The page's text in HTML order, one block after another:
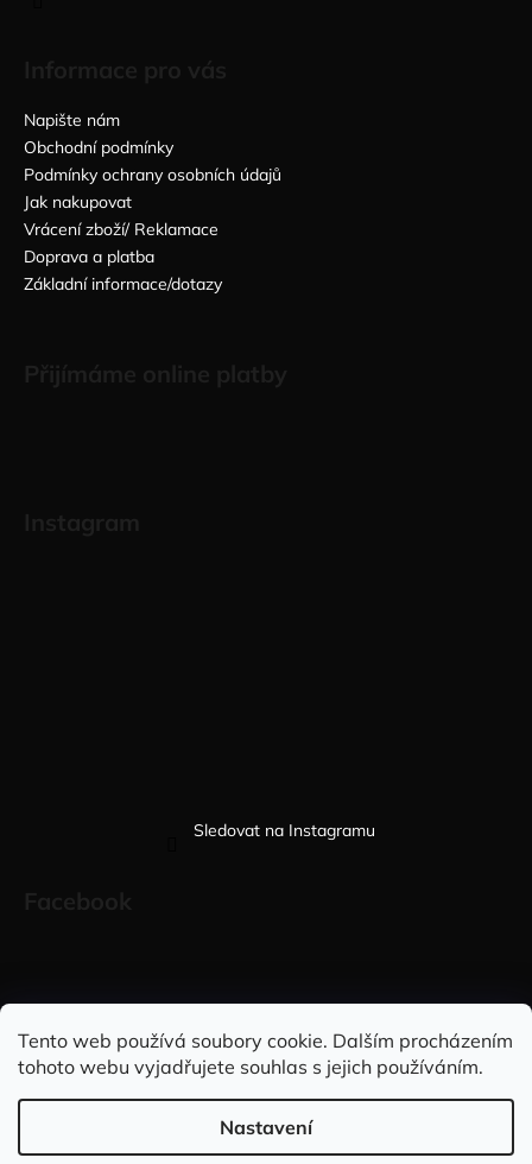
Tento web používá soubory cookie. Dalším procházením
tohoto webu vyjadřujete souhlas s jejich používáním.
Nastavení
Napište nám
Obchodní podmínky
Podmínky ochrany osobních údajů
Jak nakupovat
Vrácení zboží/ Reklamace
Doprava a platba
Základní informace/dotazy
Sledovat na Instagramu
Sleduj nás na INSTAGRAMU Sleduj nás na FACEBOOKU
INFORMACE PRO VÁS